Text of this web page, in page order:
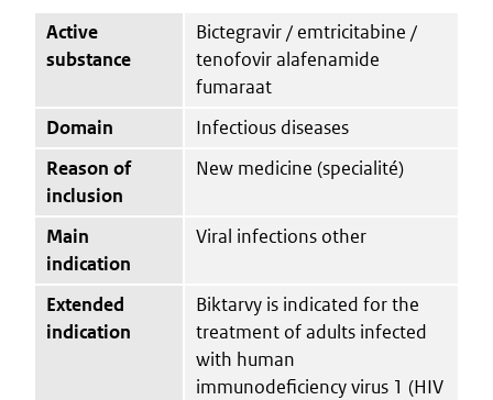
Active
substance
Bictegravir / emtricitabine /
tenofovir alafenamide
fumaraat
Domain
Infectious diseases
Reason of
inclusion
New medicine (specialité)
Main
indication
Viral infections other
Extended
indication
Biktarvy is indicated for the
treatment of adults infected
with human
immunodeficiency virus 1 (HIV